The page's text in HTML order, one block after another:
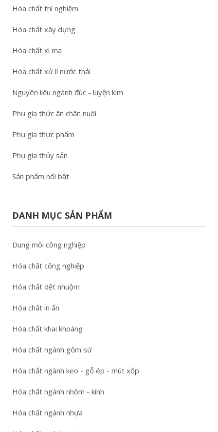
Hóa chất thí nghiệm
Hóa chất xây dựng
Hóa chất xi mạ
Hóa chất xử lí nước thải
Nguyên liệu ngành đúc - luyện kim
Phụ gia thức ăn chăn nuôi
Phụ gia thực phẩm
Phụ gia thủy sản
Sản phẩm nổi bật
DANH MỤC SẢN PHẨM
Dung môi công nghiệp
Hóa chất công nghiệp
Hóa chất dệt nhuộm
Hóa chất in ấn
Hóa chất khai khoáng
Hóa chất ngành gốm sứ
Hóa chất ngành keo - gỗ ép - mút xốp
Hóa chất ngành nhôm - kính
Hóa chất ngành nhựa